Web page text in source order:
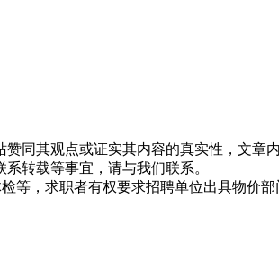
同其观点或证实其内容的真实性，文章
转载等事宜，请与我们联系。
等，求职者有权要求招聘单位出具物价